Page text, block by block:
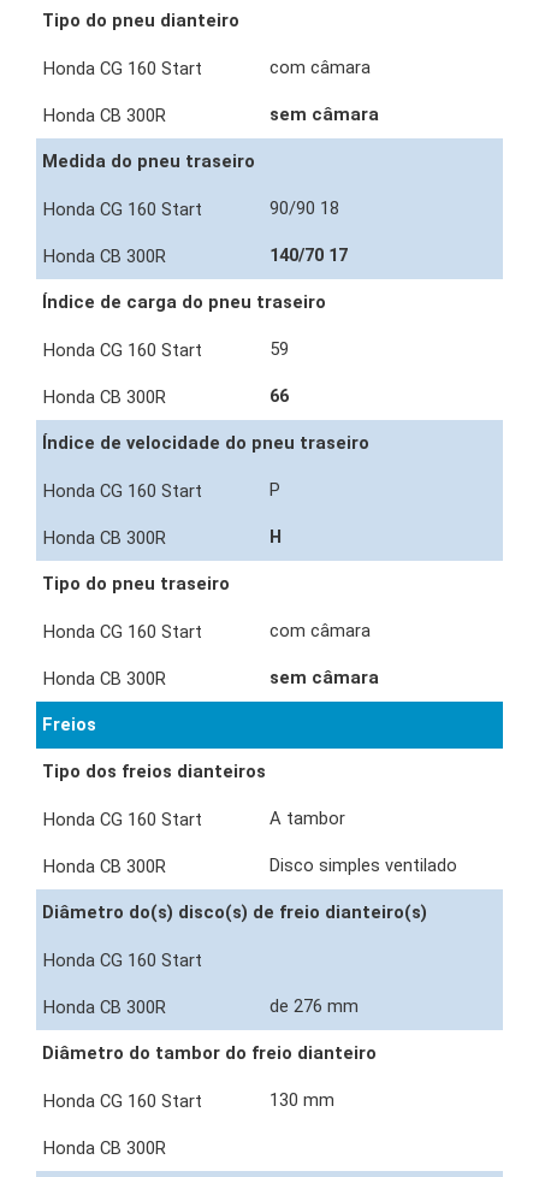
Tipo do pneu dianteiro
com câmara
sem câmara
Medida do pneu traseiro
90/90 18
140/70 17
Índice de carga do pneu traseiro
59
66
Índice de velocidade do pneu traseiro
P
H
Tipo do pneu traseiro
com câmara
sem câmara
Freios
Tipo dos freios dianteiros
A tambor
Disco simples ventilado
Diâmetro do(s) disco(s) de freio dianteiro(s)
de 276 mm
Diâmetro do tambor do freio dianteiro
130 mm